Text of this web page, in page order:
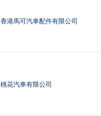
香港馬可汽車配件有限公司
桃花汽車有限公司